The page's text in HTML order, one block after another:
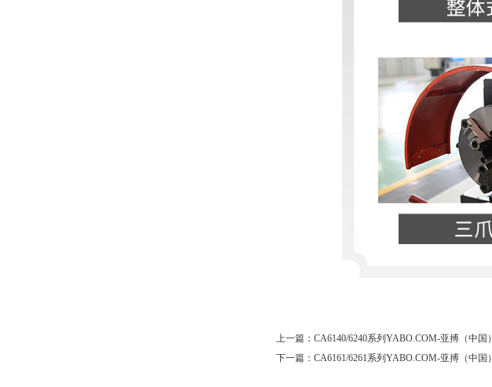
上一篇： CA6140/6240系列YABO.COM-亚搏（中国）
下一篇： CA6161/6261系列YABO.COM-亚搏（中国）